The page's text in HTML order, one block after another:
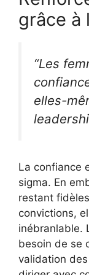
grâce à
“Les
elles-
La confiance
sigma. En
restant
convictions,
inébranlable.
besoin de se
validation